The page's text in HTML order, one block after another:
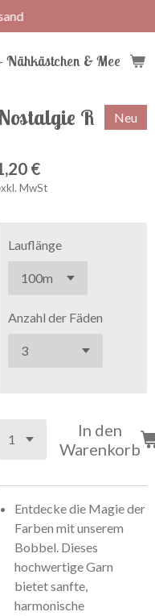
Nähkästchen & Meer
R Neu
€
MwSt
Lauflänge
Anzahl der Fäden
In den
Warenkorb
Entdecke die Magie der
Farben mit unserem
Bobbel. Dieses
hochwertige Garn
bietet sanfte,
harmonische